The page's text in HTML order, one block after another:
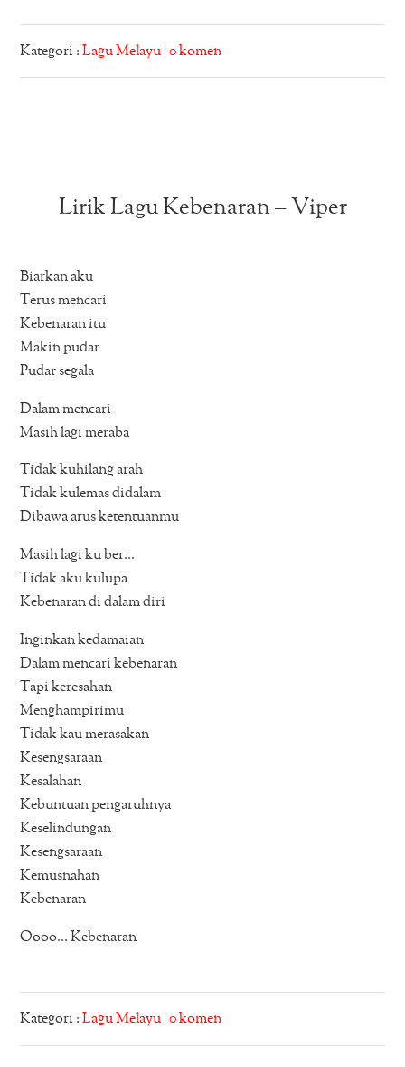
Kategori :Lagu Melayu |0 komen
Lirik Lagu Kebenaran – Viper
Biarkan aku
Terus mencari
Kebenaran itu
Makin pudar
Pudar segala
Dalam mencari
Masih lagi meraba
Tidak kuhilang arah
Tidak kulemas didalam
Dibawa arus ketentuanmu
Masih lagi ku ber…
Tidak aku kulupa
Kebenaran di dalam diri
Inginkan kedamaian
Dalam mencari kebenaran
Tapi keresahan
Menghampirimu
Tidak kau merasakan
Kesengsaraan
Kesalahan
Kebuntuan pengaruhnya
Keselindungan
Kesengsaraan
Kemusnahan
Kebenaran
Oooo… Kebenaran
Kategori :Lagu Melayu |0 komen